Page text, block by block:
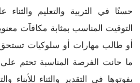
حسنًا في التربية والتعليم
التوقيت المناسب بمثابة مكافآت
أو طالب مهارات أو سلوكيات تستحق
ما حانت الفرصة المناسبة تحتم على
يفوتوها في التقدير والثناء للأبناء